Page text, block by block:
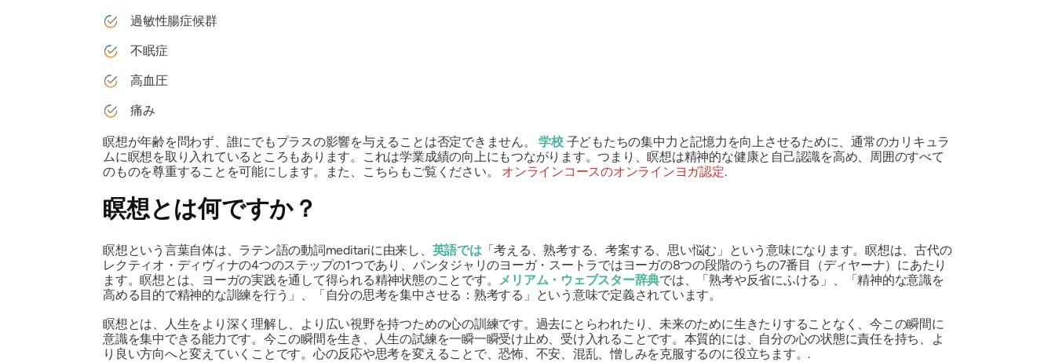
過敏性腸症候群
不眠症
高血圧
痛み
瞑想が年齢を問わず、誰にでもプラスの影響を与えることは否定できません。学校子どもたちの集中力と記憶力を向上させるために、通常のカリキュラ
ムに瞑想を取り入れているところもあります。これは学業成績の向上にもつながります。つまり、瞑想は精神的な健康と自己認識を高め、周囲のすべて
のものを尊重することを可能にします。また、こちらもご覧ください。 オンラインコースのオンラインヨガ認定.
瞑想とは何ですか？
瞑想という言葉自体は、ラテン語の動詞meditariに由来し、 英語では「考える、熟考する、考案する、思い悩む」という意味になります。瞑想は、古代の
レクティオ・ディヴィナの4つのステップの1つであり、 パンタジャリのヨーガ・スートラではヨーガの8つの段階のうちの7番目（ディヤーナ）にあたり
ます。瞑想とは、ヨーガの実践を通して得られる精神状態のことです。 メリアム・ウェブスター辞典では、「熟考や反省にふける」、「精神的な意識を
高める目的で精神的な訓練を行う」、「自分の思考を集中させる：熟考する」という意味で定義されています。
瞑想とは、人生をより深く理解し、より広い視野を持つための心の訓練です。過去にとらわれたり、未来のために生きたりすることなく、今この瞬間に
意識を集中できる能力です。今この瞬間を生き、人生の試練を一瞬一瞬受け止め、受け入れることです。本質的には、自分の心の状態に責任を持ち、よ
り良い方向へと変えていくことです。心の反応や思考を変えることで、恐怖、不安、混乱、憎しみを克服するのに役立ちます。.